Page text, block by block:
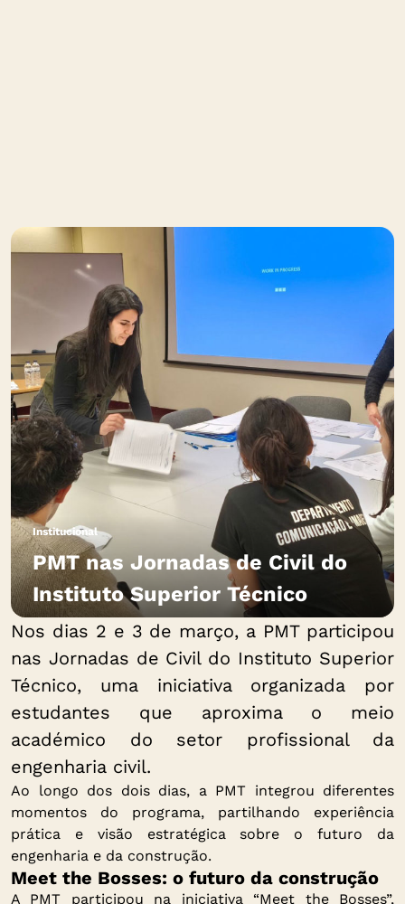
Institucional
PMT nas Jornadas de Civil do
Instituto Superior Técnico
Nos dias 2 e 3 de março, a PMT participou
nas Jornadas de Civil do Instituto Superior
Técnico, uma iniciativa organizada por
estudantes que aproxima o meio
académico do setor profissional da
engenharia civil.
Ao longo dos dois dias, a PMT integrou diferentes
momentos do programa, partilhando experiência
prática e visão estratégica sobre o futuro da
engenharia e da construção.
Meet the Bosses: o futuro da construção
A PMT participou na iniciativa “Meet the Bosses”,